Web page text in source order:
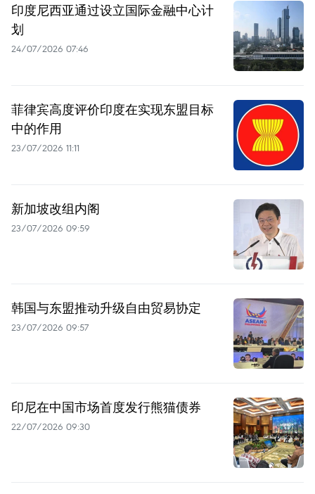
印度尼西亚通过设立国际金融中心计
划
24/07/2026 07:46
菲律宾高度评价印度在实现东盟目标
中的作用
23/07/2026 11:11
新加坡改组内阁
23/07/2026 09:59
韩国与东盟推动升级自由贸易协定
23/07/2026 09:57
印尼在中国市场首度发行熊猫债券
22/07/2026 09:30